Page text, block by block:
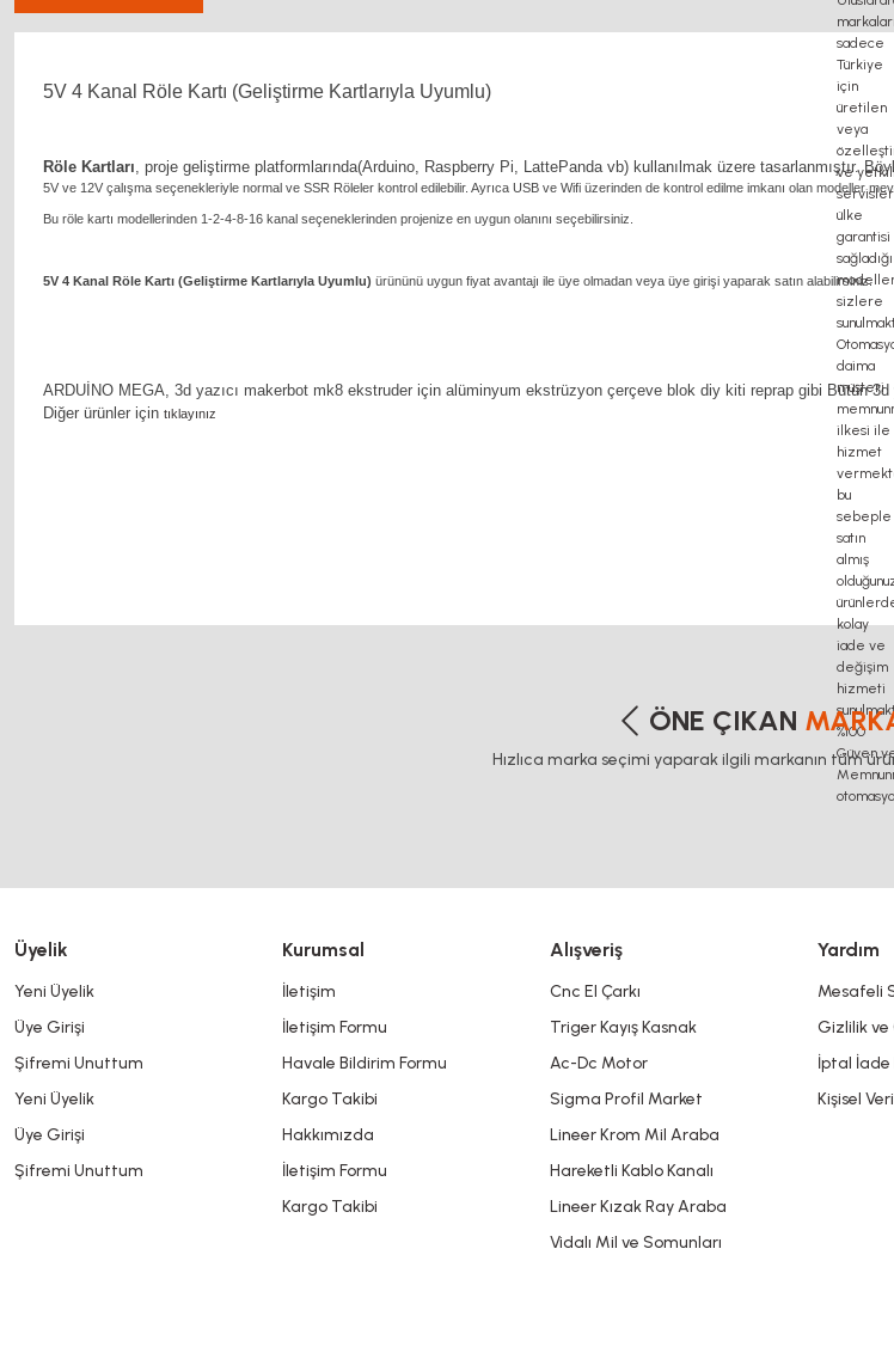
5V 4 Kanal Röle Kartı (Geliştirme Kartlarıyla Uyumlu)
Röle Kartları, proje geliştirme platformlarında(Arduino, Raspberry Pi, LattePanda vb) kullanılmak üzere tasarlanmıştır.
5V ve 12V çalışma seçenekleriyle normal ve SSR Röleler kontrol edilebilir. Ayrıca USB ve Wifi üzerinden de kontrol edilme imkanı olan modeller
Bu röle kartı modellerinden 1-2-4-8-16 kanal seçeneklerinden projenize en uygun olanını seçebilirsiniz.
5V 4 Kanal Röle Kartı (Geliştirme Kartlarıyla Uyumlu) ürününü uygun fiyat avantajı ile üye olmadan veya üye girişi yaparak satın alabilirsiniz.
ARDUİNO MEGA, 3d yazıcı makerbot mk8 ekstruder için alüminyum ekstrüzyon çerçeve blok diy kiti reprap gibi Bütün
Diğer ürünler için tıklayınız
motor kaplin fiyatları, sigma profil, 3d yazıcı, kremayer dişli, 45x45 sigma profil, delta haberleşme kablosu, delta plc fiyat, konveyör bant,
Bu ürüne ilk yorumu siz
Yorum Yaz
Bu ürünün fiyat bilgisi, resim, ürün açıklamalarında ve diğer konularda yetersiz gördüğünüz noktaları öneri formunu
ÖNE ÇIKAN
Hızlıca marka seçimi yaparak ilgili markanın tüm
Üyelik
Yeni Üyelik
Üye Girişi
Şifremi Unuttum
Yeni Üyelik
Üye Girişi
Şifremi Unuttum
Kurumsal
İletişim
İletişim Formu
Havale Bildirim Formu
Kargo Takibi
Hakkımızda
İletişim Formu
Kargo Takibi
Alışveriş
Cnc El Çarkı
Triger Kayış Kasnak
Ac-Dc Motor
Sigma Profil Market
Lineer Krom Mil Araba
Hareketli Kablo Kanalı
Lineer Kızak Ray Araba
Vidalı Mil ve Somunları
Yardım
Mesafeli
Gizlilik ve
İptal İade
Kişisel